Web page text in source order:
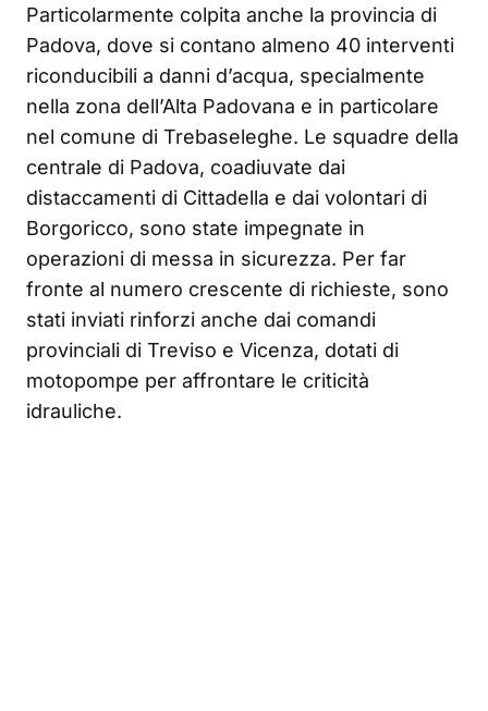
Particolarmente colpita anche la provincia di
Padova, dove si contano almeno 40 interventi
riconducibili a danni d’acqua, specialmente
nella zona dell’Alta Padovana e in particolare
nel comune di Trebaseleghe. Le squadre della
centrale di Padova, coadiuvate dai
distaccamenti di Cittadella e dai volontari di
Borgoricco, sono state impegnate in
operazioni di messa in sicurezza. Per far
fronte al numero crescente di richieste, sono
stati inviati rinforzi anche dai comandi
provinciali di Treviso e Vicenza, dotati di
motopompe per affrontare le criticità
idrauliche.